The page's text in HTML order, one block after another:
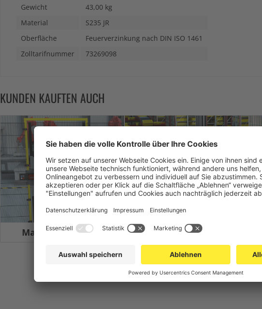
Gewicht
43,00 kg
Material
S235 JR
Oberfläche
Feuerverzinkung nach DIN ISO 1461
Zolltarifnummer
73269098
KUNDEN KAUFTEN AUCH
Maschinenschutz Gittertrennwand Lager & Logistik